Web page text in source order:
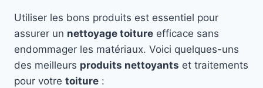
Utiliser les bons produits est essentiel pour
assurer un nettoyage toiture efficace sans
endommager les matériaux. Voici quelques-uns
des meilleurs produits nettoyants et traitements
pour votre toiture :